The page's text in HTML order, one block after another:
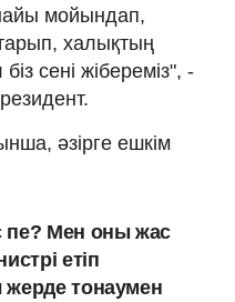
мойындап,
халықтың
сені жібереміз", -
әзірге ешкім
пе? Мен оны жас
етіп
тонаумен